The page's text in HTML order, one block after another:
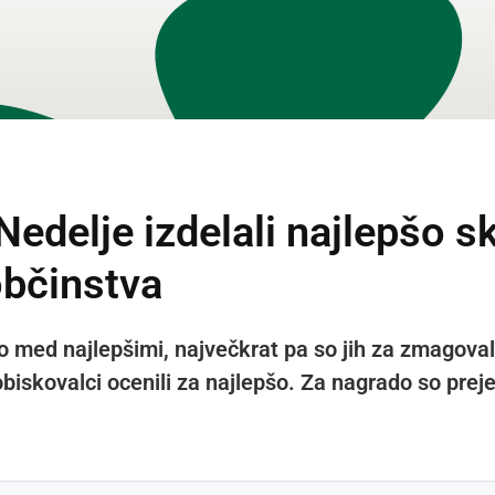
izdelali najlepšo
med najlepšimi, največkrat pa so jih za
ocenili za najlepšo. Za nagrado so